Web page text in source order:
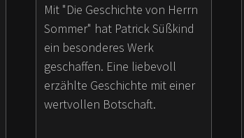
Mit "Die Geschichte von Herrn
Sommer" hat Patrick Süßkind
ein besonderes Werk
geschaffen. Eine liebevoll
erzählte Geschichte mit einer
wertvollen Botschaft.